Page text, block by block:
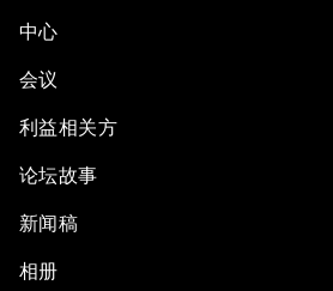
中心
会议
利益相关方
论坛故事
新闻稿
相册